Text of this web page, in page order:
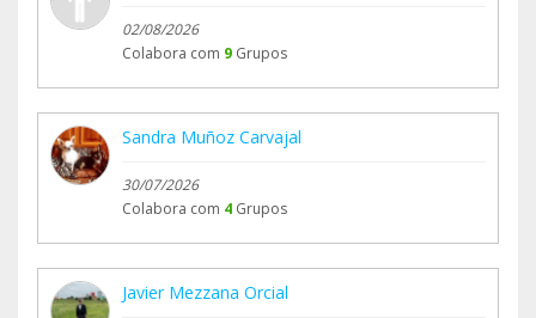
02/08/2026
Colabora com 9 Grupos
Sandra Muñoz Carvajal
30/07/2026
Colabora com 4 Grupos
Javier Mezzana Orcial